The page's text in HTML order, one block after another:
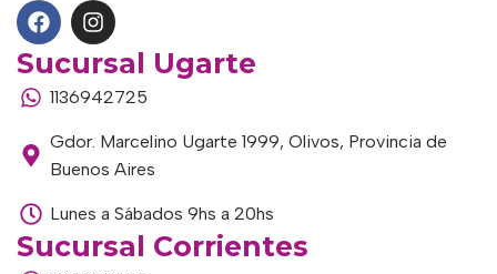
Sucursal Ugarte
1136942725
Gdor. Marcelino Ugarte 1999, Olivos, Provincia de
Buenos Aires
Lunes a Sábados 9hs a 20hs
Sucursal Corrientes